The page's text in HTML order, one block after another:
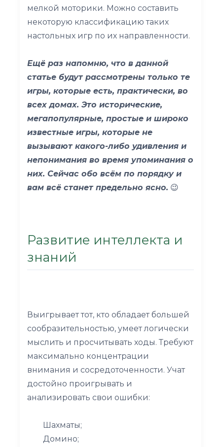
мелкой моторики. Можно составить
некоторую классификацию таких
настольных игр по их направленности.
Ещё раз напомню, что в данной
статье будут рассмотрены только те
игры, которые есть, практически, во
всех домах. Это исторические,
мегапопулярные, простые и широко
известные игры, которые не
вызывают какого-либо удивления и
непонимания во время упоминания о
них. Сейчас обо всём по порядку и
вам всё станет предельно ясно. 😉
Развитие интеллекта и
знаний
Выигрывает тот, кто обладает большей
сообразительностью, умеет логически
мыслить и просчитывать ходы. Требуют
максимально концентрации
внимания и сосредоточенности. Учат
достойно проигрывать и
анализировать свои ошибки:
Шахматы;
Домино;